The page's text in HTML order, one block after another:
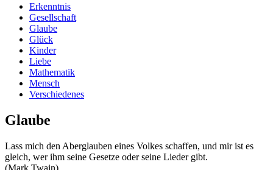
Erkenntnis
Gesellschaft
Glaube
Glück
Kinder
Liebe
Mathematik
Mensch
Verschiedenes
Glaube
Lass mich den Aberglauben eines Volkes schaffen, und mir ist es
gleich, wer ihm seine Gesetze oder seine Lieder gibt.
(Mark Twain)